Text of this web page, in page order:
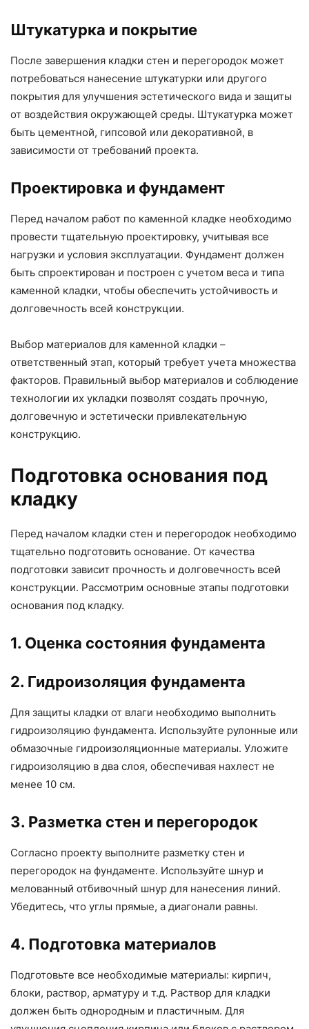
Штукатурка и покрытие
После завершения кладки стен и перегородок может
потребоваться нанесение штукатурки или другого
покрытия для улучшения эстетического вида и защиты
от воздействия окружающей среды. Штукатурка может
быть цементной, гипсовой или декоративной, в
зависимости от требований проекта.
Проектировка и фундамент
Перед началом работ по каменной кладке необходимо
провести тщательную проектировку, учитывая все
нагрузки и условия эксплуатации. Фундамент должен
быть спроектирован и построен с учетом веса и типа
каменной кладки, чтобы обеспечить устойчивость и
долговечность всей конструкции.
Выбор материалов для каменной кладки –
ответственный этап, который требует учета множества
факторов. Правильный выбор материалов и соблюдение
технологии их укладки позволят создать прочную,
долговечную и эстетически привлекательную
конструкцию.
Подготовка основания под
кладку
Перед началом кладки стен и перегородок необходимо
тщательно подготовить основание. От качества
подготовки зависит прочность и долговечность всей
конструкции. Рассмотрим основные этапы подготовки
основания под кладку.
1. Оценка состояния фундамента
2. Гидроизоляция фундамента
Для защиты кладки от влаги необходимо выполнить
гидроизоляцию фундамента. Используйте рулонные или
обмазочные гидроизоляционные материалы. Уложите
гидроизоляцию в два слоя, обеспечивая нахлест не
менее 10 см.
3. Разметка стен и перегородок
Согласно проекту выполните разметку стен и
перегородок на фундаменте. Используйте шнур и
мелованный отбивочный шнур для нанесения линий.
Убедитесь, что углы прямые, а диагонали равны.
4. Подготовка материалов
Подготовьте все необходимые материалы: кирпич,
блоки, раствор, арматуру и т.д. Раствор для кладки
должен быть однородным и пластичным. Для